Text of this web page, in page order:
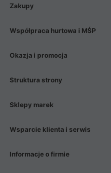
wentylatory. Na koniec mając
Zakupy
Współpraca hurtowa i MŚP
Okazja i promocja
Struktura strony
Sklepy marek
Wsparcie klienta i serwis
Informacje o firmie